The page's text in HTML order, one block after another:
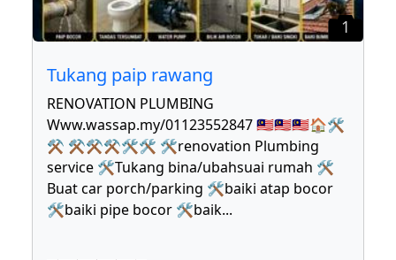
1
Tukang paip rawang
RENOVATION PLUMBING
Www.wassap.my/01123552847 🇲🇾🇲🇾🇲🇾🏠🛠
⚒ ⚒⚒⚒🛠🛠 🛠renovation Plumbing
service 🛠Tukang bina/ubahsuai rumah 🛠
Buat car porch/parking 🛠baiki atap bocor
🛠baiki pipe bocor 🛠baik...